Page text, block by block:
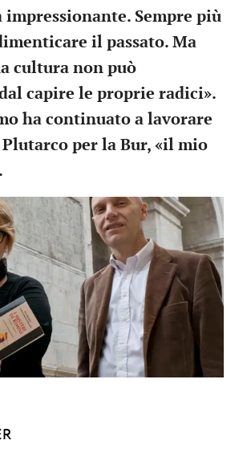
Sempre più
il passato. Ma
cultura non può
capire le proprie radici».
ha continuato a lavorare
per la Bur, «il mio